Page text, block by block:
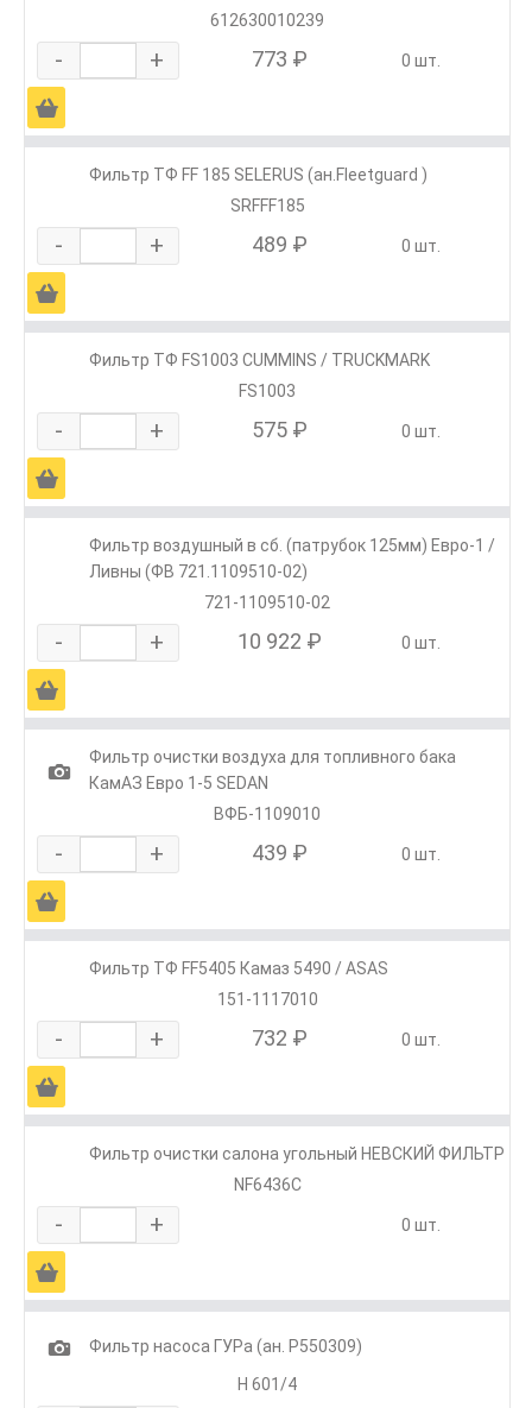
612630010239
- + 773 ₽ 0 шт.
Ä
Фильтр ТФ FF 185 SELERUS (ан.Fleetguard )
SRFFF185
- + 489 ₽ 0 шт.
Ä
Фильтр ТФ FS1003 CUMMINS / TRUCKMARK
FS1003
- + 575 ₽ 0 шт.
Ä
Фильтр воздушный в сб. (патрубок 125мм) Евро-1 /
Ливны (ФВ 721.1109510-02)
721-1109510-02
- + 10 922 ₽ 0 шт.
Ä
1
Фильтр очистки воздуха для топливного бака
КамАЗ Евро 1-5 SEDAN
ВФБ-1109010
- + 439 ₽ 0 шт.
Ä
Фильтр ТФ FF5405 Камаз 5490 / ASAS
151-1117010
- + 732 ₽ 0 шт.
Ä
Фильтр очистки салона угольный НЕВСКИЙ ФИЛЬТР
NF6436C
- + 0 шт.
Ä
1
Фильтр насоса ГУРа (ан. Р550309)
H 601/4